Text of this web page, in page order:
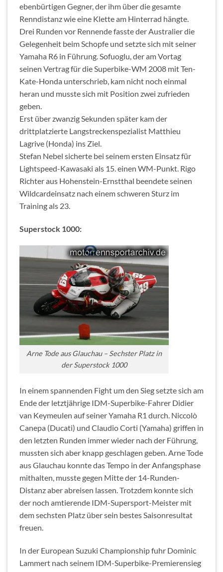
ebenbürtigen Gegner, der ihm über die gesamte
Renndistanz wie eine Klette am Hinterrad hängte.
Drei Runden vor Rennende fasste der Australier die
Gelegenheit beim Schopfe und setzte sich mit seiner
Yamaha R6 in Führung. Sofuoglu, der am Vortag
seinen Vertrag für die Superbike-WM 2008 mit Ten-
Kate-Honda unterschrieb, kam nicht noch einmal
heran und musste sich mit Position zwei zufrieden
geben.
Erst über zwanzig Sekunden später kam der
drittplatzierte Langstreckenspezialist Matthieu
Lagrive (Honda) ins Ziel.
Stefan Nebel sicherte bei seinem ersten Einsatz für
Lightspeed-Kawasaki als 15. einen WM-Punkt. Rigo
Richter aus Hohenstein-Ernstthal beendete seinen
Wildcardeinsatz nach einem schweren Sturz im
Training als 23.
Superstock 1000:
Arne Tode aus Glauchau – Sechster Platz in
der Superstock 1000
In einem spannenden Fight um den Sieg setzte sich am
Ende der letztjährige IDM-Superbike-Fahrer Didier
van Keymeulen auf seiner Yamaha R1 durch. Niccolò
Canepa (Ducati) und Claudio Corti (Yamaha) griffen in
den letzten Runden immer wieder nach der Führung,
mussten sich aber knapp geschlagen geben. Arne Tode
aus Glauchau konnte das Tempo in der Anfangsphase
mithalten, musste gegen Mitte der 14-Runden-
Distanz aber abreisen lassen. Trotzdem konnte sich
der noch amtierende IDM-Supersport-Meister mit
dem sechsten Platz über sein bestes Saisonresultat
freuen.
In der European Suzuki Championship fuhr Dominic
Lammert nach seinem IDM-Superbike-Premierensieg